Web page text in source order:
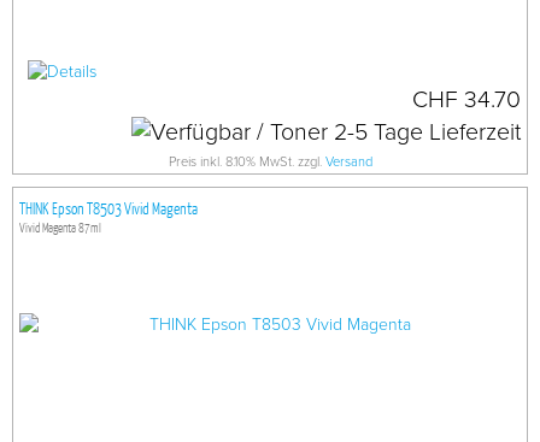
CHF 34.70
Preis inkl. 8.10% MwSt. zzgl. Versand
THINK Epson T8503 Vivid Magenta
Vivid Magenta 87ml